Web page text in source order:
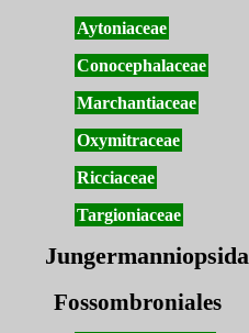
Aytoniaceae
Conocephalaceae
Marchantiaceae
Oxymitraceae
Ricciaceae
Targioniaceae
Jungermanniopsida
Fossombroniales